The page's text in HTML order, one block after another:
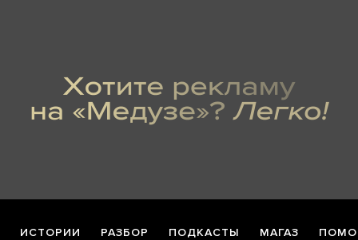
ИСТОРИИ РАЗБОР ПОДКАСТЫ МАГАЗ